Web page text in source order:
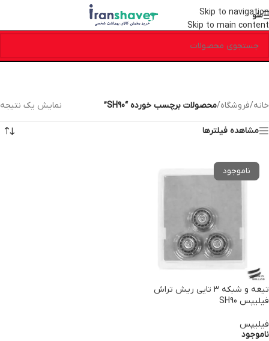
Skip to navigation
Skip to main content
منو
خانه/فروشگاه/محصولات برچسب خورده “SH90” نمایش یک نتیجه
مشاهده فیلترها
تیغه و شبکه ۳ تایی ریش تراش
فیلیپس SH90
فیلیپس
ناموجود